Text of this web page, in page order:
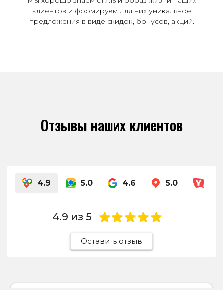
клиентов и формируем для них уникальное
предложения в виде скидок, бонусов, акций.
Отзывы наших клиентов
4.9 5.0 4.6 5.0
4.9 из 5
Оставить отзыв